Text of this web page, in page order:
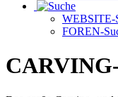
WEBSITE-
FOREN-